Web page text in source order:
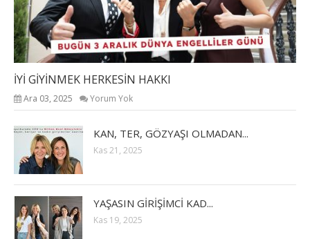
İYİ GİYİNMEK HERKESİN HAKKI
Ara 03, 2025 Yorum Yok
KAN, TER, GÖZYAŞI OLMADAN...
Kas 21, 2025
YAŞASIN GİRİŞİMCİ KAD...
Kas 19, 2025